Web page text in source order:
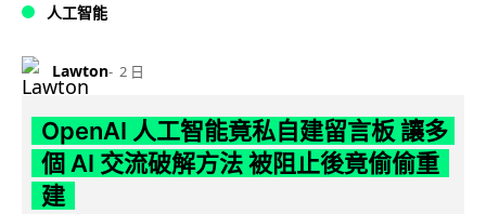
人工智能
Lawton 2 日
OpenAI 人工智能竟私自建留言板 讓多
個 AI 交流破解方法 被阻止後竟偷偷重
建